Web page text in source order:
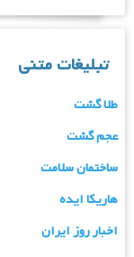
تبلیغات متنی
طلا گشت
عجم گشت
ساختمان سلامت
هاریکا ایده
اخبار روز ایران